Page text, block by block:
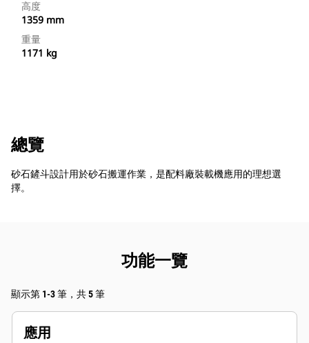
高度
1359 mm
重量
1171 kg
總覽
砂石鏟斗設計用於砂石搬運作業，是配料廠裝載機應用的理想選
擇。
功能一覽
顯示第 1-3 筆，共 5 筆
應用